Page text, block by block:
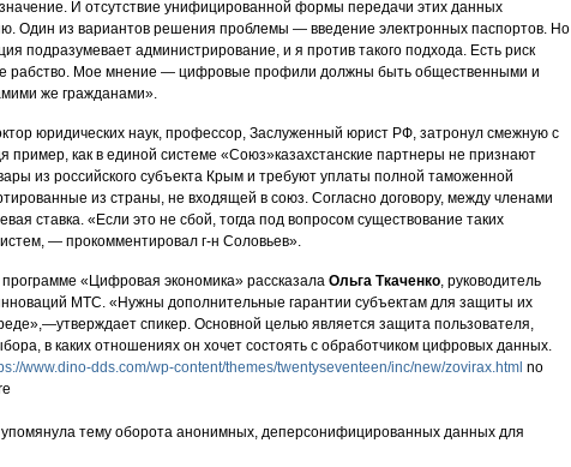
И отсутствие унифицированной формы передачи этих данных
Один из вариантов решения проблемы — введение электронных паспортов. Но
подразумевает администрирование, и я против такого подхода. Есть риск
рабство. Мое мнение — цифровые профили должны быть общественными и
же гражданами».
юридических наук, профессор, Заслуженный юрист РФ, затронул смежную с
пример, как в единой системе «Союз»казахстанские партнеры не признают
из российского субъекта Крым и требуют уплаты полной таможенной
из страны, не входящей в союз. Согласно договору, между членами
ставка. «Если это не сбой, тогда под вопросом существование таких
— прокомментировал г-н Соловьев».
«Цифровая экономика» рассказала Ольга Ткаченко, руководитель
МТС. «Нужны дополнительные гарантии субъектам для защиты их
спикер. Основной целью является защита пользователя,
в каких отношениях он хочет состоять с обработчиком цифровых данных.
www.dino-dds.com/wp-content/themes/twentyseventeen/inc/new/zovirax.html no
упомянула тему оборота анонимных, деперсонифицированных данных для